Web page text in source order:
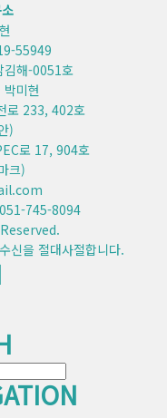
55949
김해-0051호
미현
로 233, 402호
)
로 17, 904호
크)
745-8094
신을 절대사절합니다.